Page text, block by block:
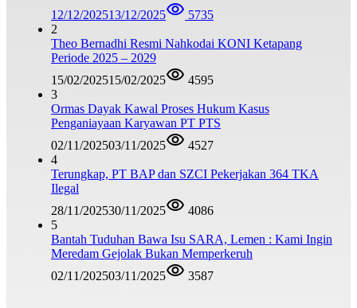
12/12/202513/12/2025
5735
2
Theo Bernadhi Resmi Nahkodai KONI Ketapang
Periode 2025 – 2029
15/02/202515/02/2025
4595
3
Ormas Dayak Kawal Proses Hukum Kasus
Penganiayaan Karyawan PT PTS
02/11/202503/11/2025
4527
4
Terungkap, PT BAP dan SZCI Pekerjakan 364 TKA
Ilegal
28/11/202530/11/2025
4086
5
Bantah Tuduhan Bawa Isu SARA, Lemen : Kami Ingin
Meredam Gejolak Bukan Memperkeruh
02/11/202503/11/2025 3587